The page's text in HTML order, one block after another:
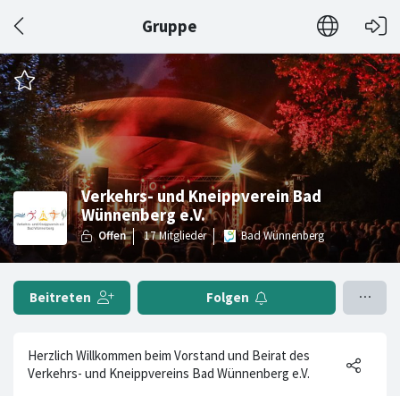
Gruppe
Verkehrs- und Kneippverein Bad
Wünnenberg e.V.
Bad Wünnenberg
Beitreten Folgen
Herzlich Willkommen beim Vorstand und Beirat des
Verkehrs- und Kneippvereins Bad Wünnenberg e.V.